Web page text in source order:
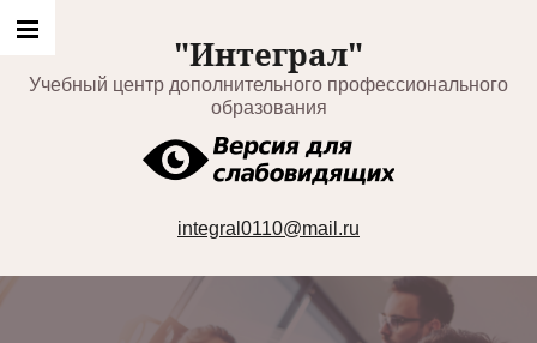
"Интеграл"
Учебный центр дополнительного профессионального
образования
integral0110@mail.ru